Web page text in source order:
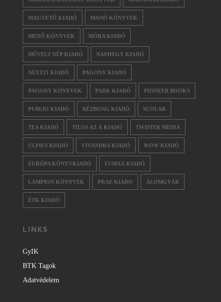
MAGVETŐ KIADÓ MANÓ KÖNYVEK
MENŐ KÖNYVEK MÓRA KIADÓ
MŰVELT NÉP KIADÓ NAPHEGY KIADÓ
NEXT21 KIADÓ PAGONY KIADÓ
PAGONY KÖNYVEK PARK KIADÓ PIONEER BOOKS
PUBLIO KIADÓ RÉZBONG KIADÓ SCOLAR
TEA KIADÓ TILOS AZ Á KIADÓ TWISTER MEDIA
ULPIUS KIADÓ VIVANDRA KIADÓ WOW KIADÓ
EURÓPA KÖNYVKIADÓ FUMAX KIADÓ
LAMPION KÖNYVEK PRAE KIADO ÁLOMGYÁR
ÉTK KIADÓ
LINKS
GyIK
BTK Tagok
Adatvédelem